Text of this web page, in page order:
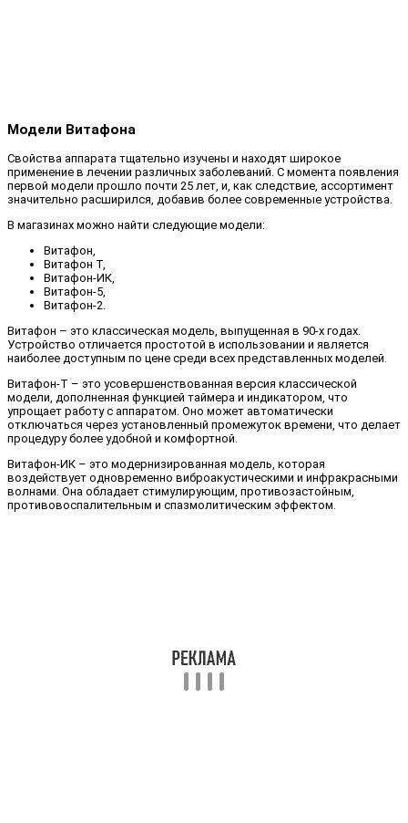
Модели Витафона
Свойства аппарата тщательно изучены и находят широкое
применение в лечении различных заболеваний. С момента появления
первой модели прошло почти 25 лет, и, как следствие, ассортимент
значительно расширился, добавив более современные устройства.
В магазинах можно найти следующие модели:
Витафон,
Витафон Т,
Витафон-ИК,
Витафон-5,
Витафон-2.
Витафон – это классическая модель, выпущенная в 90-х годах.
Устройство отличается простотой в использовании и является
наиболее доступным по цене среди всех представленных моделей.
Витафон-Т – это усовершенствованная версия классической
модели, дополненная функцией таймера и индикатором, что
упрощает работу с аппаратом. Оно может автоматически
отключаться через установленный промежуток времени, что делает
процедуру более удобной и комфортной.
Витафон-ИК – это модернизированная модель, которая
воздействует одновременно виброакустическими и инфракрасными
волнами. Она обладает стимулирующим, противозастойным,
противовоспалительным и спазмолитическим эффектом.